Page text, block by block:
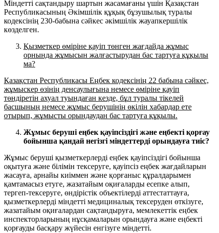
Міндетті сақтандыру шартын жасамағаны үшін Қазақстан
Республикасының Әкімшілік құқық бұзушылық туралы
кодексінің 230-бабына сәйкес әкімшілік жауапкершілік
көзделген.
Қызметкер өміріне қауіп төнген жағдайда жұмыс
орнында жұмысын жалғастырудан бас тартуға құқылы
ма?
Қазақстан Республикасы Еңбек кодексінің 22 бабына сәйкес,
жұмыскер өзінің денсаулығына немесе өміріне қауіп
төндіретін ахуал туындаған кезде, бұл туралы тікелей
басшының немесе жұмыс берушінің өкілін хабардар ете
отырып, жұмысты орындаудан бас тартуға құқылы.
Жұмыс беруші еңбек қауіпсіздігі және еңбекті қорғау
бойынша қандай негізгі міндеттерді орындауға тиіс?
Жұмыс беруші қызметкерлерді еңбек қауіпсіздігі бойынша
оқытуға және білімін тексеруге, қауіпсіз еңбек жағдайларын
жасауға, арнайы киіммен және қорғаныс құралдарымен
қамтамасыз етуге, жазатайым оқиғаларды есепке алып,
тергеп-тексеруге, өндірістік объектілерді аттестаттауға,
қызметкерлерді міндетті медициналық тексеруден өткізуге,
жазатайым оқиғалардан сақтандыруға, мемлекеттік еңбек
инспекторларының нұсқамаларын орындауға және еңбекті
қорғауды басқару жүйесін енгізуге міндетті.